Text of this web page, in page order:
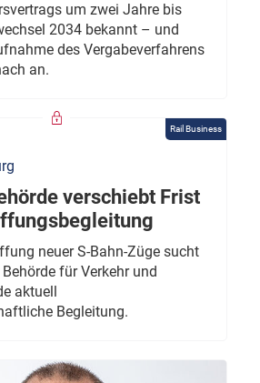
um zwei Jahre bis
2034 bekannt – und
des Vergabeverfahrens
an.
Rail Business
verschiebt Frist
neuer S-Bahn-Züge sucht
für Verkehr und
aktuell
Begleitung.